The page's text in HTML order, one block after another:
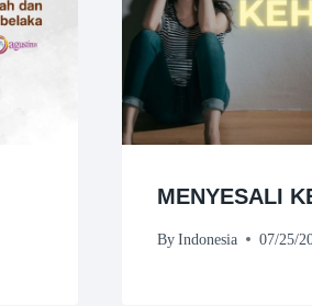
MENYESALI
By Indonesia 07/25/